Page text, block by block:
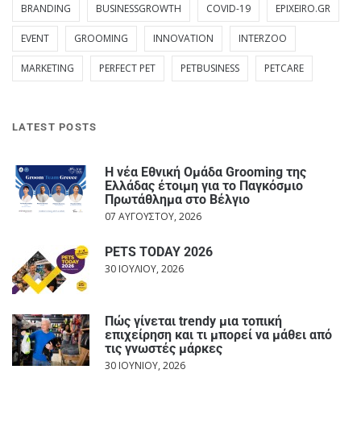
BRANDING BUSINESSGROWTH COVID-19 EPIXEIRO.GR
EVENT GROOMING INNOVATION INTERZOO
MARKETING PERFECT PET PETBUSINESS PETCARE
LATEST POSTS
Η νέα Εθνική Ομάδα Grooming της
Ελλάδας έτοιμη για το Παγκόσμιο
Πρωτάθλημα στο Βέλγιο
07 ΑΥΓΟΎΣΤΟΥ, 2026
PETS TODAY 2026
30 ΙΟΥΛΊΟΥ, 2026
Πώς γίνεται trendy μια τοπική
επιχείρηση και τι μπορεί να μάθει από
τις γνωστές μάρκες
30 ΙΟΥΝΊΟΥ, 2026